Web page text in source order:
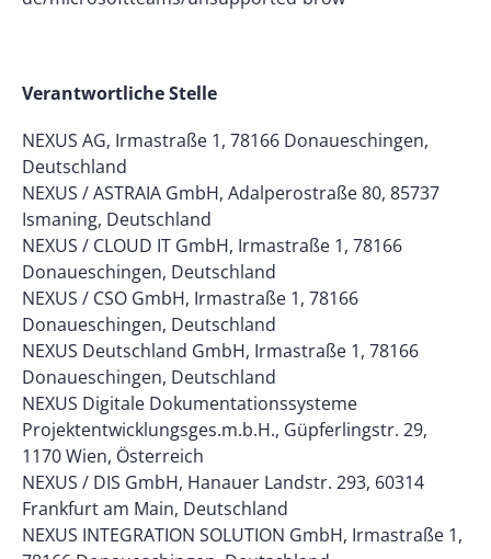
Verantwortliche Stelle
NEXUS AG, Irmastraße 1, 78166 Donaueschingen,
Deutschland
NEXUS / ASTRAIA GmbH, Adalperostraße 80, 85737
Ismaning, Deutschland
NEXUS / CLOUD IT GmbH, Irmastraße 1, 78166
Donaueschingen, Deutschland
NEXUS / CSO GmbH, Irmastraße 1, 78166
Donaueschingen, Deutschland
NEXUS Deutschland GmbH, Irmastraße 1, 78166
Donaueschingen, Deutschland
NEXUS Digitale Dokumentationssysteme
Projektentwicklungsges.m.b.H., Güpferlingstr. 29,
1170 Wien, Österreich
NEXUS / DIS GmbH, Hanauer Landstr. 293, 60314
Frankfurt am Main, Deutschland
NEXUS INTEGRATION SOLUTION GmbH, Irmastraße 1,